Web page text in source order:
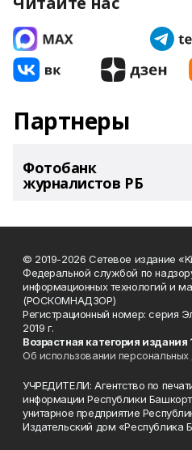
Партнеры
Фотобанк
журналистов РБ
© 2019-2026 Сетевое издание
Федеральной службой по
информационных технологий и
(РОСКОМНАДЗОР)
Регистрационный номер: серия
2019 г.
Возрастная категория издания
Об использовании персональных
УЧРЕДИТЕЛИ: Агентство по
информации Республики
унитарное предприятие
Издательский дом «Республика